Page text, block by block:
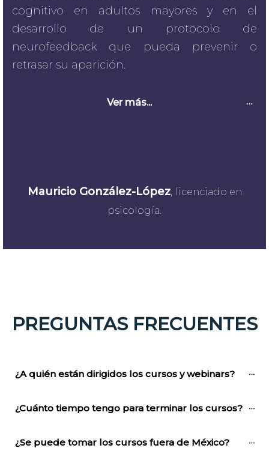
cognitivo en adultos mayores y en el
desarrollo de un protocolo de
neurofeedback que pueda prevenir o
retrasar su aparición.
Ver más...
Mauricio González-López, licenciado en
psicología.
PREGUNTAS FRECUENTES
¿A quién están dirigidos los cursos y webinars?
¿Cuánto tiempo tengo para terminar los cursos?
¿Se puede tomar los cursos fuera de México?